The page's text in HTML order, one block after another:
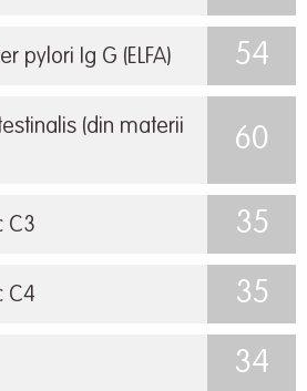
pylori Ig G (ELFA) 54
(din materii
60
C3 35
C4 35
34